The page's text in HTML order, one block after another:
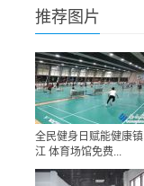
推荐图片
全民健身日赋能健康镇
江 体育场馆免费...